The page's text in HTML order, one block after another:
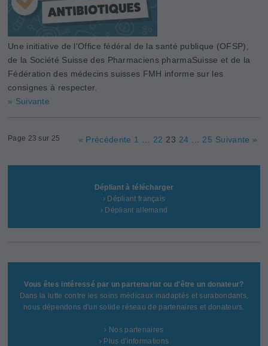
Une initiative de l'Office fédéral de la santé publique (OFSP),
de la Société Suisse des Pharmaciens pharmaSuisse et de la
Fédération des médecins suisses FMH informe sur les
consignes à respecter.
» Suivante
Page 23 sur 25 « Précédente 1 22 23 24 25 Suivante »
Dépliant à télécharger
› Dépliant français
› Dépliant allemand
Vous êtes intéressé par un partenariat ou d'être un donateur?
Dans la lutte contre les soins médicaux inadaptés et surabondants,
nous dépendons d'un solide réseau de partenaires et donateurs.
› Nos partenaires
› Plus d'informations